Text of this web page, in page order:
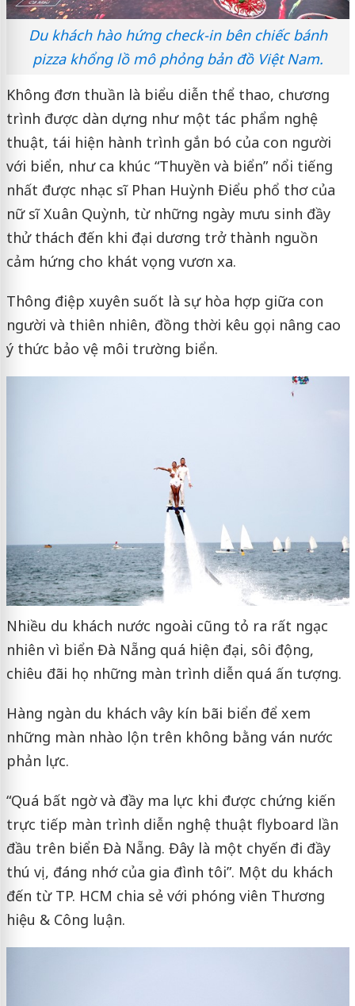
Du khách hào hứng check-in bên chiếc bánh
pizza khổng lồ mô phỏng bản đồ Việt Nam.
Không đơn thuần là biểu diễn thể thao, chương
trình được dàn dựng như một tác phẩm nghệ
thuật, tái hiện hành trình gắn bó của con người
với biển, như ca khúc “Thuyền và biển” nổi tiếng
nhất được nhạc sĩ Phan Huỳnh Điểu phổ thơ của
nữ sĩ Xuân Quỳnh, từ những ngày mưu sinh đầy
thử thách đến khi đại dương trở thành nguồn
cảm hứng cho khát vọng vươn xa.
Thông điệp xuyên suốt là sự hòa hợp giữa con
người và thiên nhiên, đồng thời kêu gọi nâng cao
ý thức bảo vệ môi trường biển.
Nhiều du khách nước ngoài cũng tỏ ra rất ngạc
nhiên vì biển Đà Nẵng quá hiện đại, sôi động,
chiêu đãi họ những màn trình diễn quá ấn tượng.
Hàng ngàn du khách vây kín bãi biển để xem
những màn nhào lộn trên không bằng ván nước
phản lực.
“Quá bất ngờ và đầy ma lực khi được chứng kiến
trực tiếp màn trình diễn nghệ thuật flyboard lần
đầu trên biển Đà Nẵng. Đây là một chyến đi đầy
thú vị, đáng nhớ của gia đình tôi”. Một du khách
đến từ TP. HCM chia sẻ với phóng viên Thương
hiệu & Công luận.